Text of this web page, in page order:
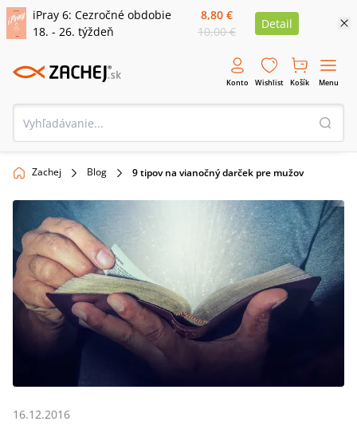
iPray 6: Cezročné obdobie
18. - 26. týždeň
8,80 €
10,00 €
Detail
Konto Wishlist Košík Menu
Zachej Blog 9 tipov na vianočný darček pre mužov
16.12.2016